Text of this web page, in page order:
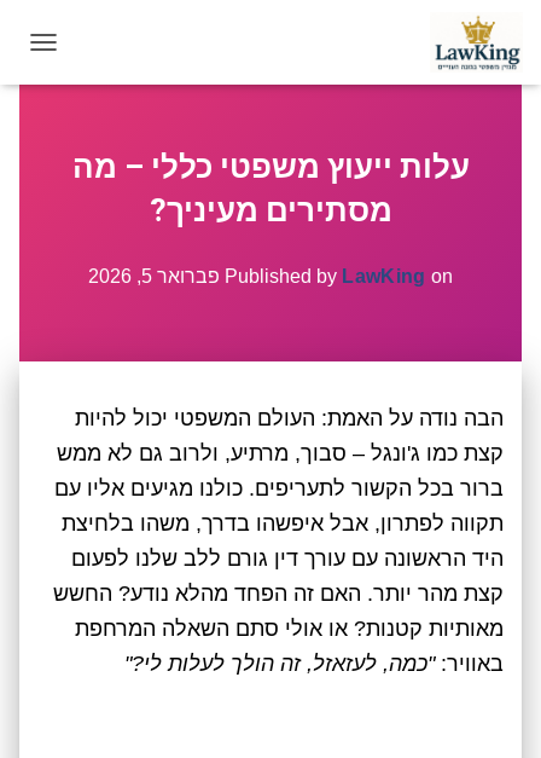
O
T
עלות ייעוץ משפטי כללי – מה
מסתירים מעיניך?
Published by LawKing on פברואר 5, 2026
הבה נודה על האמת: העולם המשפטי יכול להיות
קצת כמו ג'ונגל – סבוך, מרתיע, ולרוב גם לא ממש
ברור בכל הקשור לתעריפים. כולנו מגיעים אליו עם
תקווה לפתרון, אבל איפשהו בדרך, משהו בלחיצת
היד הראשונה עם עורך דין גורם ללב שלנו לפעום
קצת מהר יותר. האם זה הפחד מהלא נודע? החשש
מאותיות קטנות? או אולי סתם השאלה המרחפת
באוויר:"כמה, לעזאזל, זה הולך לעלות לי?"